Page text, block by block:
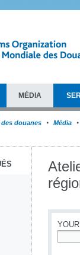
MÉDIA
douanes
Média